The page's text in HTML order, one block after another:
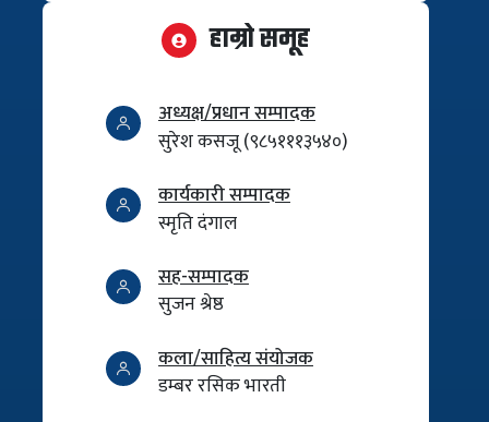
हाम्रो समूह
अध्यक्ष/प्रधान सम्पादक
सुरेश कसजू (९८५१११३५४०)
कार्यकारी सम्पादक
स्मृति दंगाल
सह-सम्पादक
सुजन श्रेष्ठ
कला/साहित्य संयोजक
डम्बर रसिक भारती